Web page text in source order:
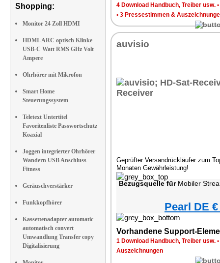
Shopping:
Monitor 24 Zoll HDMI
HDMI-ARC optisch Klinke
USB-C Watt RMS GHz Volt
Ampere
Ohrhörer mit Mikrofon
Smart Home
Steuerungssystem
Teletext Untertitel
Favoritenliste Passwortschutz
Koaxial
Joggen integrierter Ohrhörer
Wandern USB Anschluss
Fitness
Geräuschverstärker
Funkkopfhörer
Kassettenadapter automatic
automatisch convert
Umwandlung Transfer copy
Digitalisierung
4 Download Handbuch, Treiber usw. •
• 3 Pressestimmen &
auvisio
Geprüfter Versandrückläufer zum
Monaten Gewährleistung!
Bezugsquelle fürMobiler Streaming Bildschirm mit
Pearl DE
Vorhandene Support-
1 Download Handbuch, Treiber usw. •
Auszeichnungen